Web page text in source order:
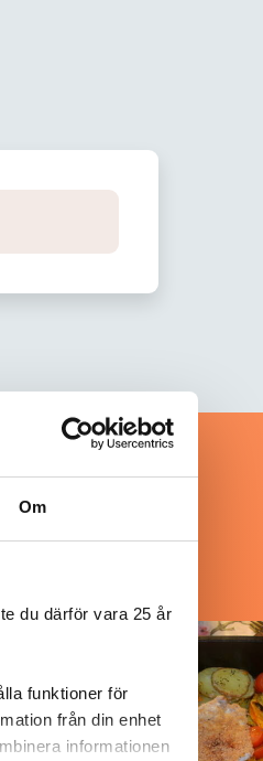
Om
du därför vara 25 år
funktioner för
från din enhet
informationen